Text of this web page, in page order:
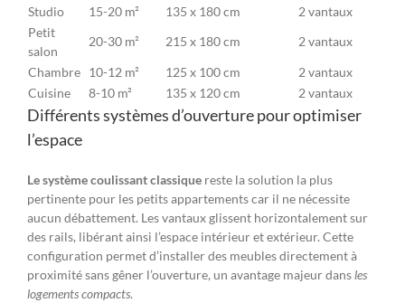
Studio
15-20 m² 135 x 180 cm
2 vantaux
Petit
salon
20-30 m² 215 x 180 cm
2 vantaux
Chambre 10-12 m² 125 x 100 cm
2 vantaux
Cuisine
8-10 m² 135 x 120 cm 2 vantaux
Différents systèmes d’ouverture pour optimiser
l’espace
Le système coulissant classique reste la solution la plus
pertinente pour les petits appartements car il ne nécessite
aucun débattement. Les vantaux glissent horizontalement sur
des rails, libérant ainsi l’espace intérieur et extérieur. Cette
configuration permet d’installer des meubles directement à
proximité sans gêner l’ouverture, un avantage majeur dansles
logements compacts.